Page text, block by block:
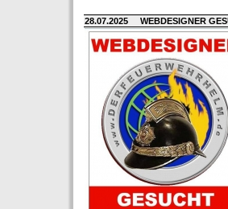
28.07.2025 WEBDESIGNER